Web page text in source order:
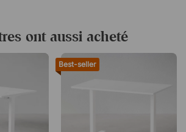
ont aussi acheté
Best-seller